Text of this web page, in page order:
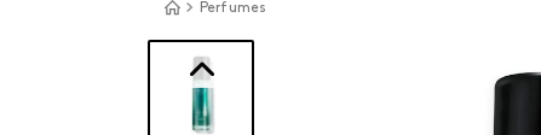
Perfumes